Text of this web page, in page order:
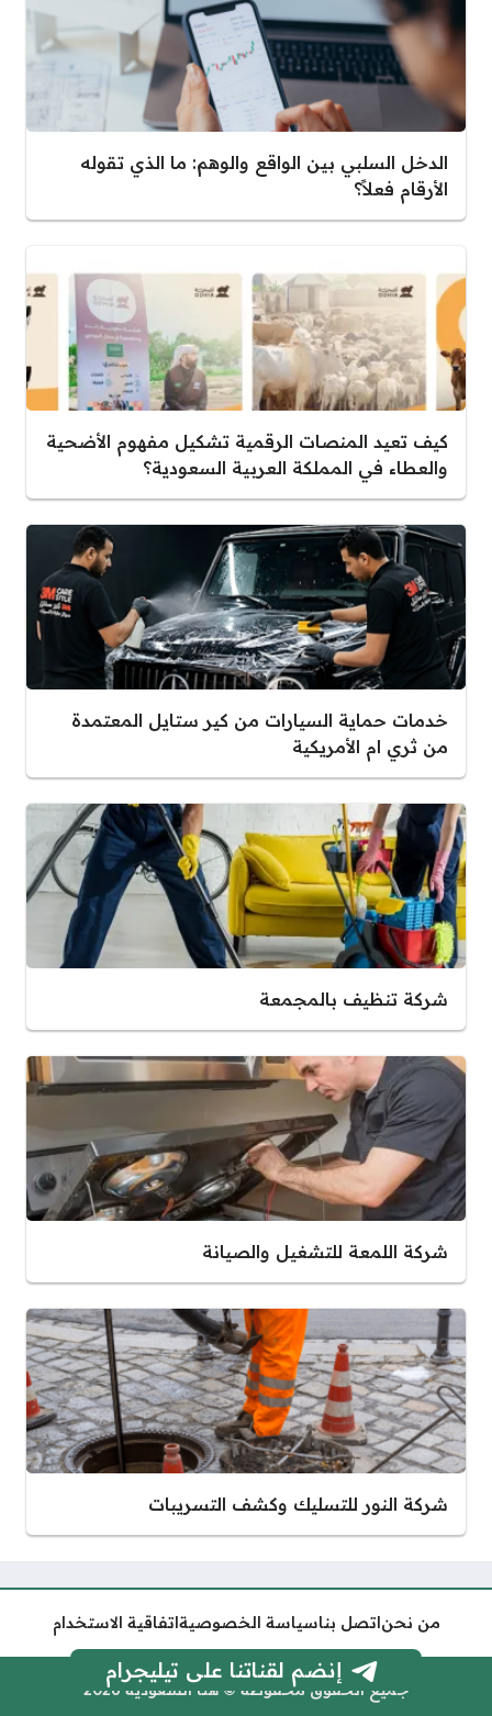
الدخل السلبي بين الواقع والوهم: ما الذي تقوله
الأرقام فعلاً؟
كيف تعيد المنصات الرقمية تشكيل مفهوم الأضحية
والعطاء في المملكة العربية السعودية؟
خدمات حماية السيارات من كير ستايل المعتمدة
من ثري ام الأمريكية
شركة تنظيف بالمجمعة
شركة اللمعة للتشغيل والصيانة
شركة النور للتسليك وكشف التسريبات
من نحناتصل بناسياسة الخصوصيةاتفاقية الاستخدام
جميع الحقوق محفوظة © هنا السعودية 2026
إنضم لقناتنا على تيليجرام